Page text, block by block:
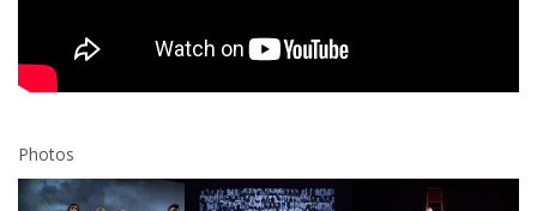
Photos